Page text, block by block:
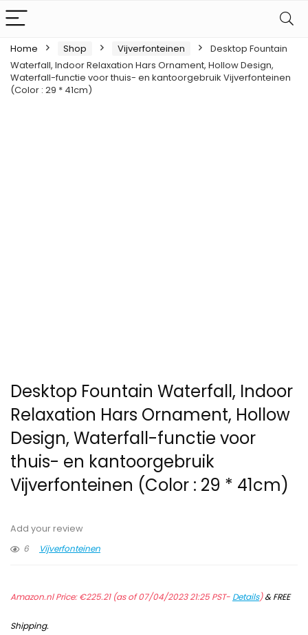
Home Shop Vijverfonteinen
Desktop Fountain
Waterfall, Indoor Relaxation Hars Ornament, Hollow Design,
Waterfall-functie voor thuis- en kantoorgebruik Vijverfonteinen
(Color : 29 * 41cm)
Desktop Fountain Waterfall, Indoor
Relaxation Hars Ornament, Hollow
Design, Waterfall-functie voor
thuis- en kantoorgebruik
Vijverfonteinen (Color : 29 * 41cm)
Add your review
6
Vijverfonteinen
Amazon.nl Price:€225.21(as of 07/04/2023 21:25 PST- Details)&FREE
Shipping.